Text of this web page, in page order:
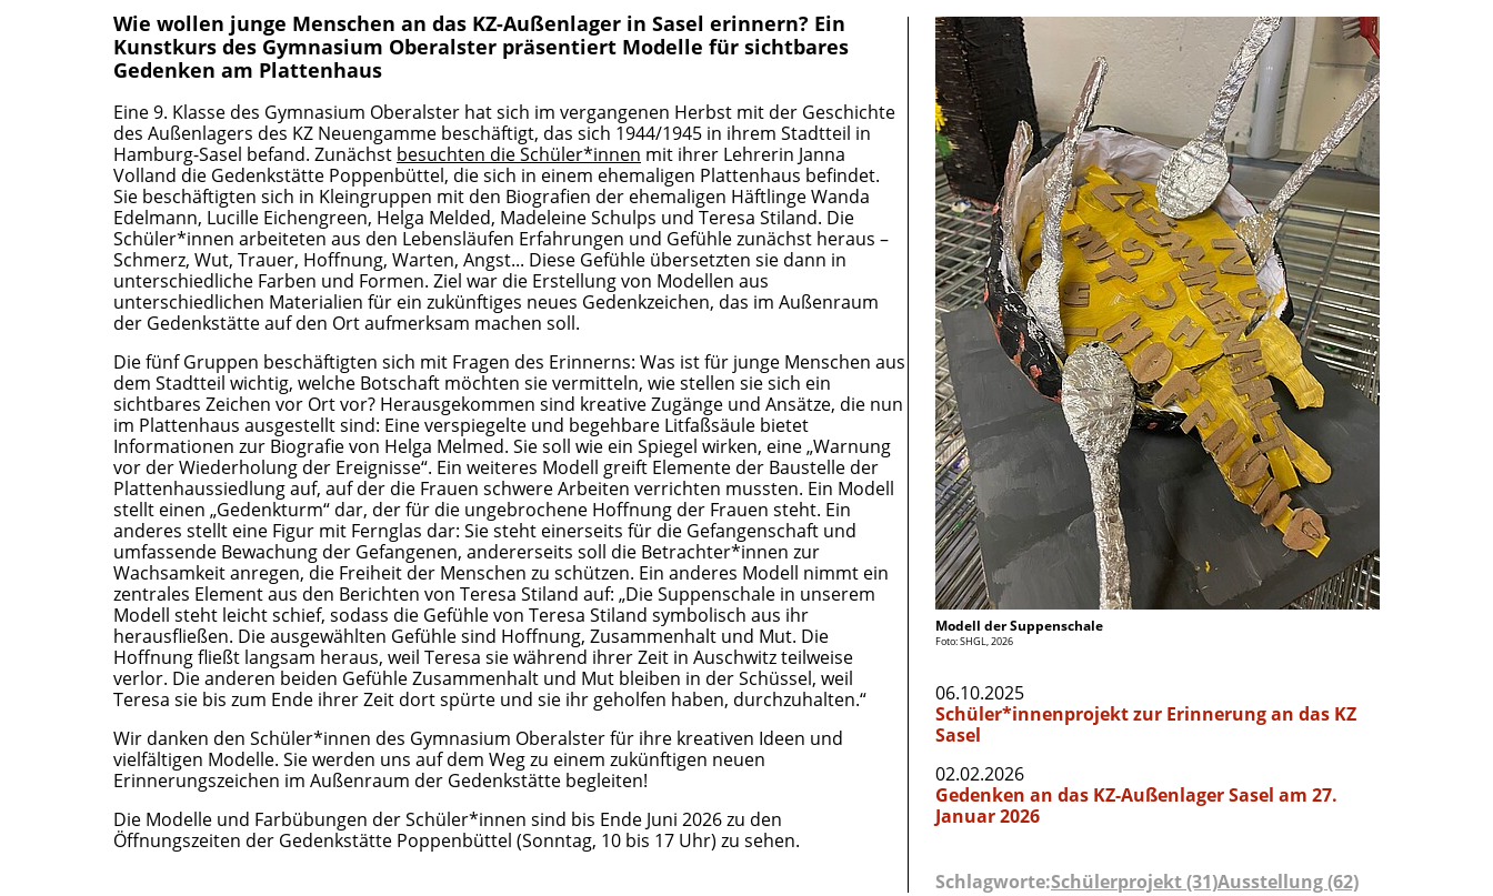
Wie wollen junge Menschen an das KZ-Außenlager in Sasel erinnern? Ein
Kunstkurs des Gymnasium Oberalster präsentiert Modelle für sichtbares
Gedenken am Plattenhaus
Eine 9. Klasse des Gymnasium Oberalster hat sich im vergangenen Herbst mit der Geschichte
des Außenlagers des KZ Neuengamme beschäftigt, das sich 1944/1945 in ihrem Stadtteil in
Hamburg-Sasel befand. Zunächst besuchten die Schüler*innen mit ihrer Lehrerin Janna
Volland die Gedenkstätte Poppenbüttel, die sich in einem ehemaligen Plattenhaus befindet.
Sie beschäftigten sich in Kleingruppen mit den Biografien der ehemaligen Häftlinge Wanda
Edelmann, Lucille Eichengreen, Helga Melded, Madeleine Schulps und Teresa Stiland. Die
Schüler*innen arbeiteten aus den Lebensläufen Erfahrungen und Gefühle zunächst heraus –
Schmerz, Wut, Trauer, Hoffnung, Warten, Angst... Diese Gefühle übersetzten sie dann in
unterschiedliche Farben und Formen. Ziel war die Erstellung von Modellen aus
unterschiedlichen Materialien für ein zukünftiges neues Gedenkzeichen, das im Außenraum
der Gedenkstätte auf den Ort aufmerksam machen soll.
Die fünf Gruppen beschäftigten sich mit Fragen des Erinnerns: Was ist für junge Menschen aus
dem Stadtteil wichtig, welche Botschaft möchten sie vermitteln, wie stellen sie sich ein
sichtbares Zeichen vor Ort vor? Herausgekommen sind kreative Zugänge und Ansätze, die nun
im Plattenhaus ausgestellt sind: Eine verspiegelte und begehbare Litfaßsäule bietet
Informationen zur Biografie von Helga Melmed. Sie soll wie ein Spiegel wirken, eine „Warnung
vor der Wiederholung der Ereignisse“. Ein weiteres Modell greift Elemente der Baustelle der
Plattenhaussiedlung auf, auf der die Frauen schwere Arbeiten verrichten mussten. Ein Modell
stellt einen „Gedenkturm“ dar, der für die ungebrochene Hoffnung der Frauen steht. Ein
anderes stellt eine Figur mit Fernglas dar: Sie steht einerseits für die Gefangenschaft und
umfassende Bewachung der Gefangenen, andererseits soll die Betrachter*innen zur
Wachsamkeit anregen, die Freiheit der Menschen zu schützen. Ein anderes Modell nimmt ein
zentrales Element aus den Berichten von Teresa Stiland auf: „Die Suppenschale in unserem
Modell steht leicht schief, sodass die Gefühle von Teresa Stiland symbolisch aus ihr
herausfließen. Die ausgewählten Gefühle sind Hoffnung, Zusammenhalt und Mut. Die
Hoffnung fließt langsam heraus, weil Teresa sie während ihrer Zeit in Auschwitz teilweise
verlor. Die anderen beiden Gefühle Zusammenhalt und Mut bleiben in der Schüssel, weil
Teresa sie bis zum Ende ihrer Zeit dort spürte und sie ihr geholfen haben, durchzuhalten.“
Wir danken den Schüler*innen des Gymnasium Oberalster für ihre kreativen Ideen und
vielfältigen Modelle. Sie werden uns auf dem Weg zu einem zukünftigen neuen
Erinnerungszeichen im Außenraum der Gedenkstätte begleiten!
Die Modelle und Farbübungen der Schüler*innen sind bis Ende Juni 2026 zu den
Öffnungszeiten der Gedenkstätte Poppenbüttel (Sonntag, 10 bis 17 Uhr) zu sehen.
Modell der Suppenschale
Foto: SHGL, 2026
06.10.2025
Schüler*innenprojekt zur Erinnerung an das KZ
Sasel
02.02.2026
Gedenken an das KZ-Außenlager Sasel am 27.
Januar 2026
Schlagworte:Schülerprojekt (31)Ausstellung (62)